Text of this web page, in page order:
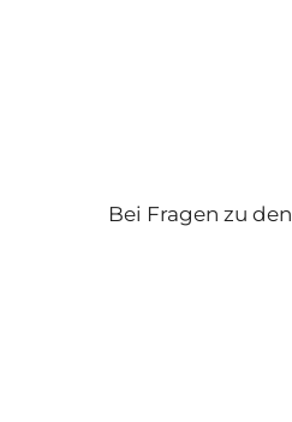
Bei Fragen zu